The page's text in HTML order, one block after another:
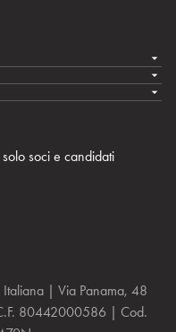
soci e candidati
| Via Panama, 48
80442000586 | Cod.